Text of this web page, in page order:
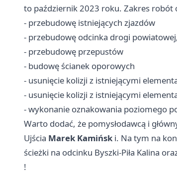
to październik 2023 roku. Zakres robót
- przebudowę istniejących zjazdów
- przebudowę odcinka drogi powiatowej,
- przebudowę przepustów
- budowę ścianek oporowych
- usunięcie kolizji z istniejącymi
- usunięcie kolizji z istniejącymi
- wykonanie oznakowania poziomego
Warto dodać, że pomysłodawcą i
Ujścia Marek Kamińsk i. Na tym na
ścieżki na odcinku Byszki-Piła Kalina
!